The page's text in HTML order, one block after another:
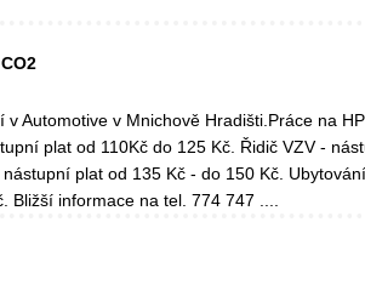
Automotive v Mnichově Hradišti.Práce na
plat od 110Kč do 125 Kč. Řidič VZV -
plat od 135 Kč - do 150 Kč.
Bližší informace na tel. 774 747 ....